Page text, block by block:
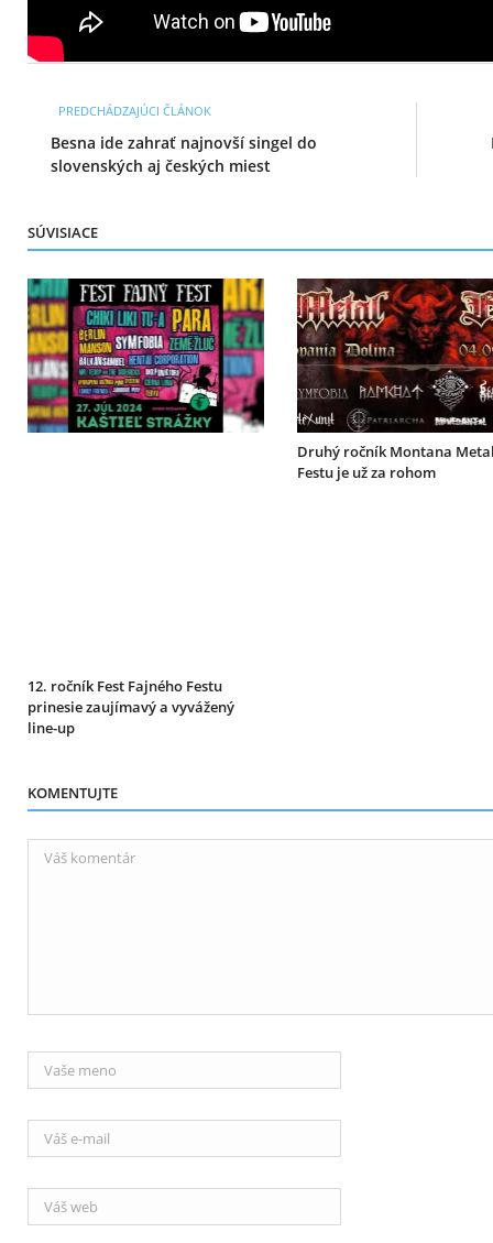
PREDCHÁDZAJÚCI ČLÁNOK
Besna ide zahrať najnovší singel do
slovenských aj českých miest
SÚVISIACE
12. ročník Fest Fajného Festu
prinesie zaujímavý a vyvážený
line-up
Druhý ročník Montana
Festu je už za rohom
KOMENTUJTE